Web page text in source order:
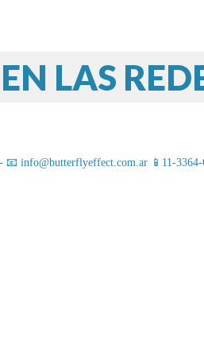
LAS
📧 info@butterflyeffect.com.ar 📱11-